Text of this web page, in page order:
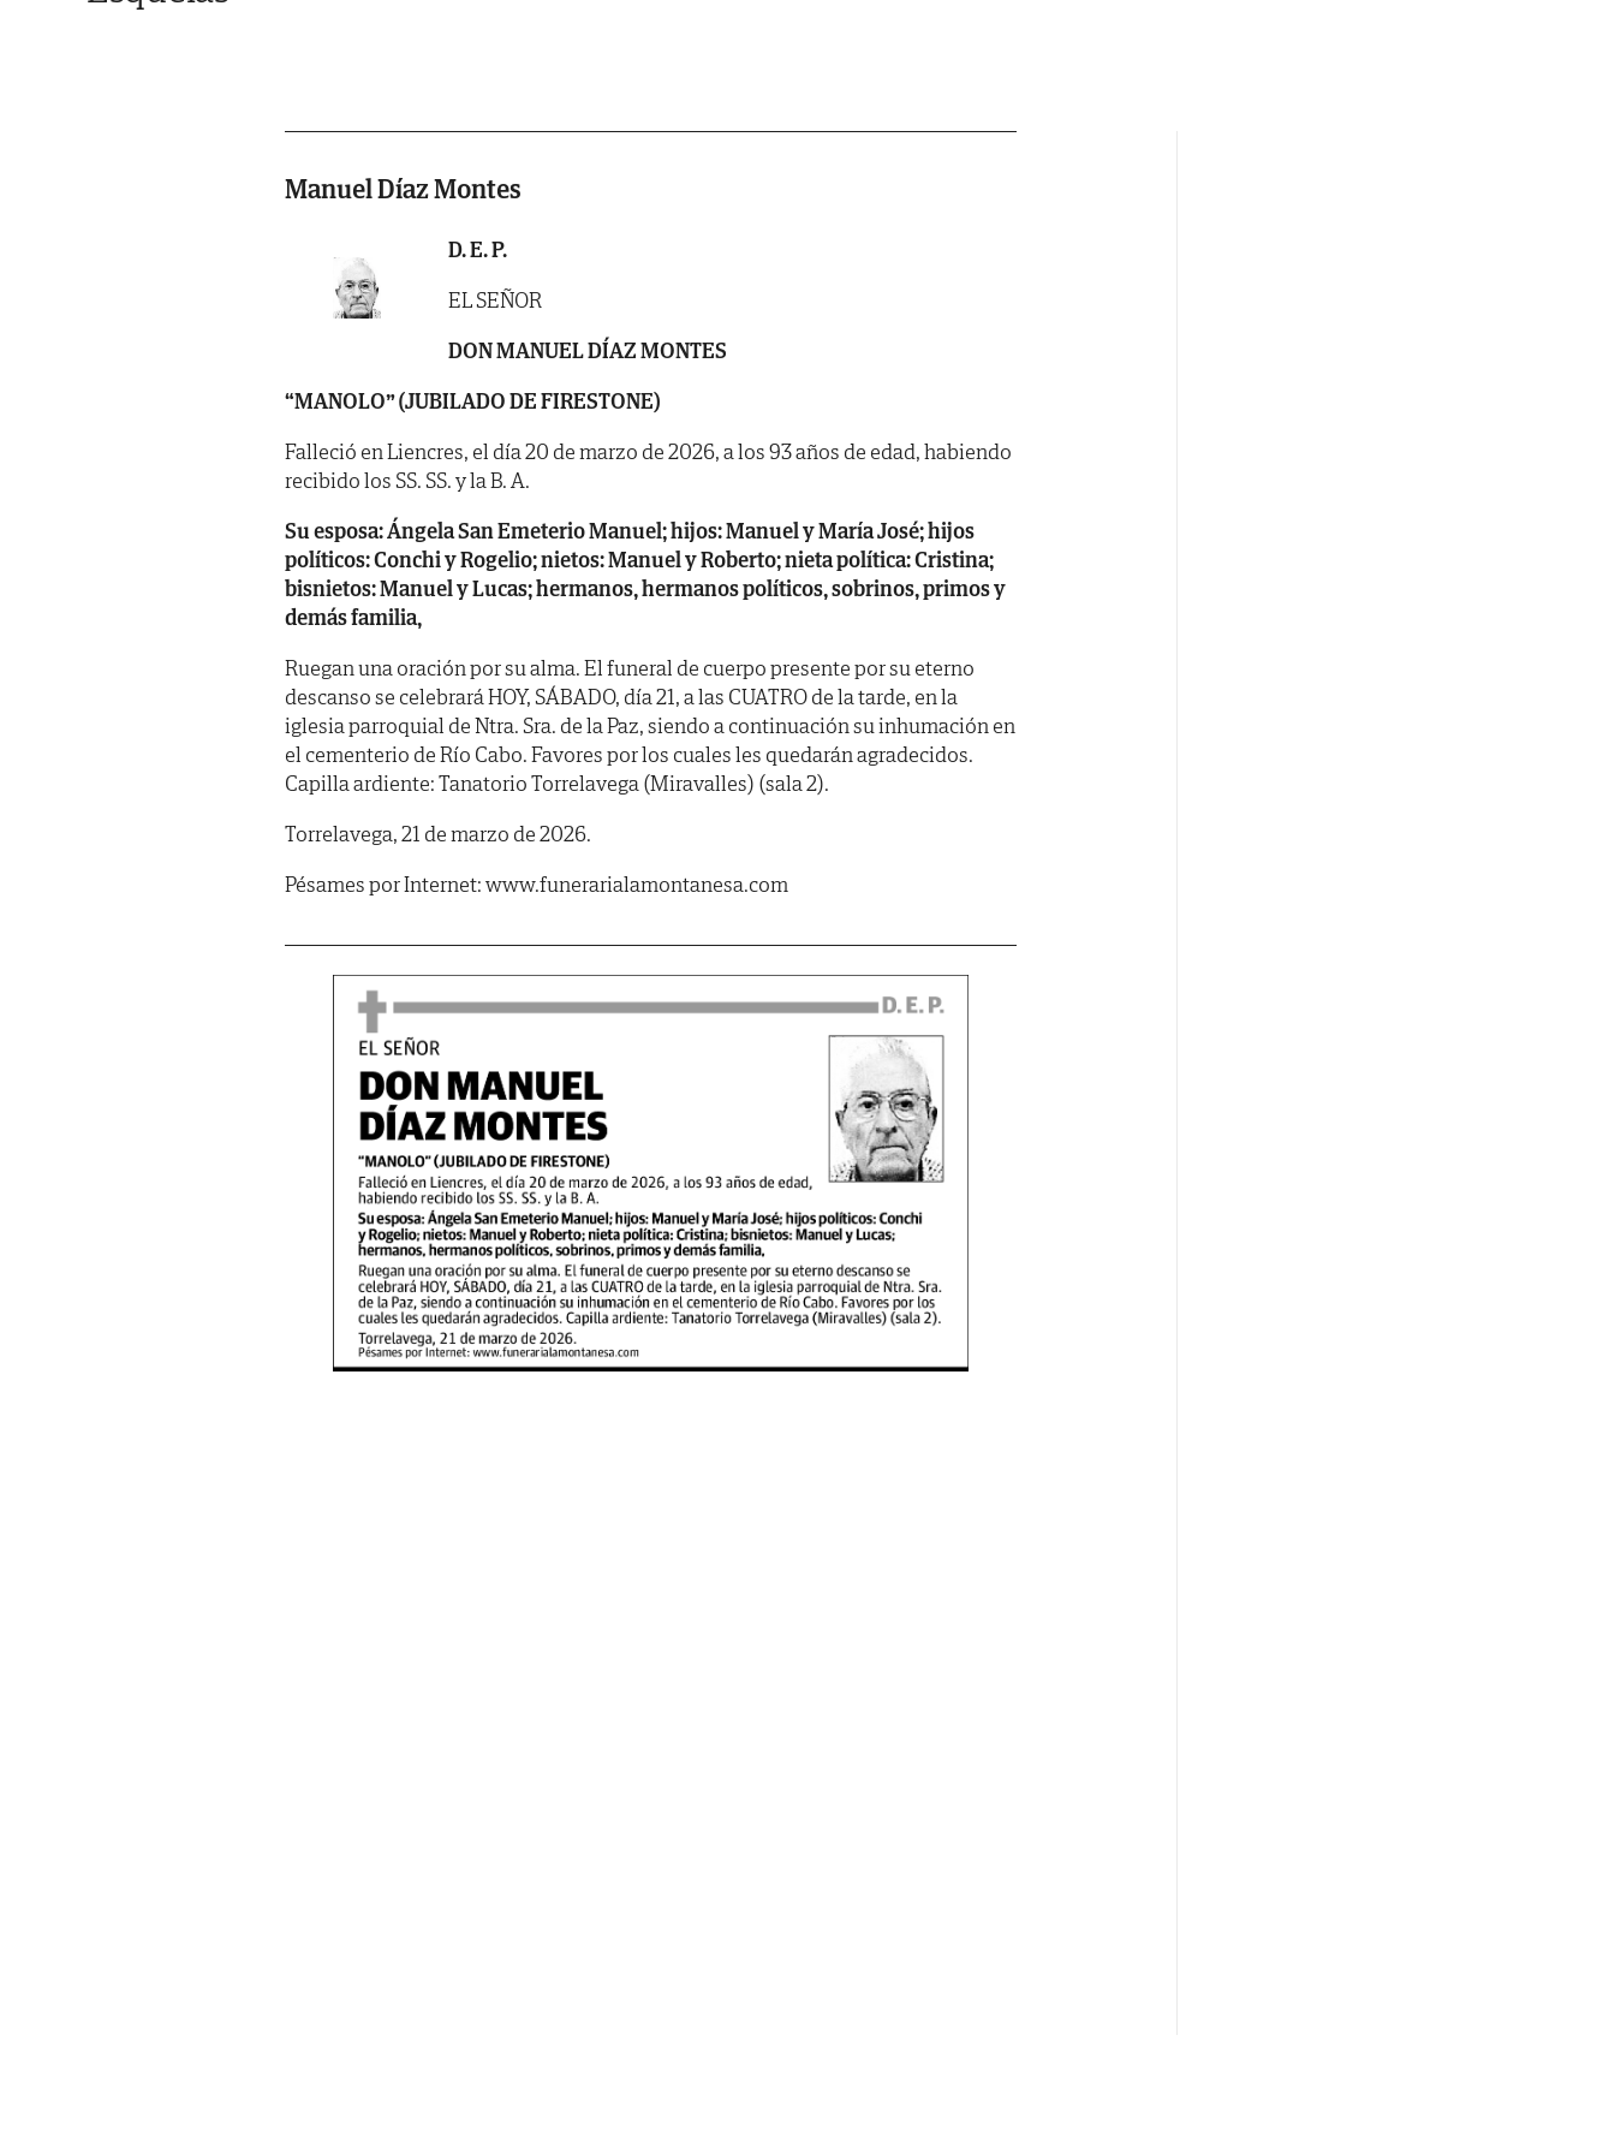
Manuel Díaz Montes
D. E. P.
EL SEÑOR
DON MANUEL DÍAZ MONTES
“MANOLO” (JUBILADO DE FIRESTONE)
Falleció en Liencres, el día 20 de marzo de 2026, a los 93 años de edad, habiendo
recibido los SS. SS. y la B. A.
Su esposa: Ángela San Emeterio Manuel; hijos: Manuel y María José; hijos
políticos: Conchi y Rogelio; nietos: Manuel y Roberto; nieta política: Cristina;
bisnietos: Manuel y Lucas; hermanos, hermanos políticos, sobrinos, primos y
demás familia,
Ruegan una oración por su alma. El funeral de cuerpo presente por su eterno
descanso se celebrará HOY, SÁBADO, día 21, a las CUATRO de la tarde, en la
iglesia parroquial de Ntra. Sra. de la Paz, siendo a continuación su inhumación en
el cementerio de Río Cabo. Favores por los cuales les quedarán agradecidos.
Capilla ardiente: Tanatorio Torrelavega (Miravalles) (sala 2).
Torrelavega, 21 de marzo de 2026.
Pésames por Internet: www.funerarialamontanesa.com